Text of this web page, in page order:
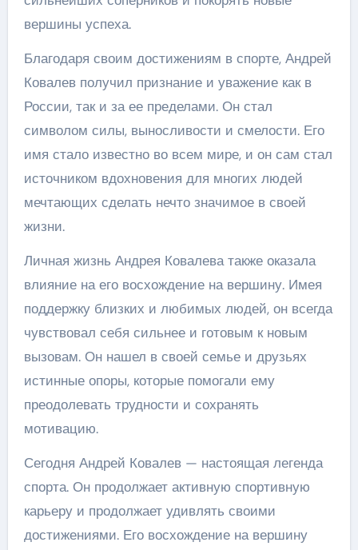
вершины успеха.
Благодаря своим достижениям в спорте, Андрей
Ковалев получил признание и уважение как в
России, так и за ее пределами. Он стал
символом силы, выносливости и смелости. Его
имя стало известно во всем мире, и он сам стал
источником вдохновения для многих людей
мечтающих сделать нечто значимое в своей
жизни.
Личная жизнь Андрея Ковалева также оказала
влияние на его восхождение на вершину. Имея
поддержку близких и любимых людей, он всегда
чувствовал себя сильнее и готовым к новым
вызовам. Он нашел в своей семье и друзьях
истинные опоры, которые помогали ему
преодолевать трудности и сохранять
мотивацию.
Сегодня Андрей Ковалев — настоящая легенда
спорта. Он продолжает активную спортивную
карьеру и продолжает удивлять своими
достижениями. Его восхождение на вершину